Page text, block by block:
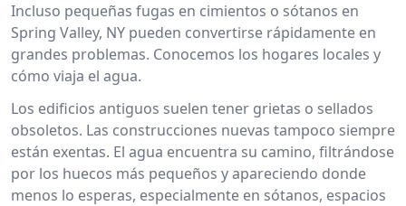
Incluso pequeñas fugas en cimientos o sótanos en
Spring Valley, NY pueden convertirse rápidamente en
grandes problemas. Conocemos los hogares locales y
cómo viaja el agua.
Los edificios antiguos suelen tener grietas o sellados
obsoletos. Las construcciones nuevas tampoco siempre
están exentas. El agua encuentra su camino, filtrándose
por los huecos más pequeños y apareciendo donde
menos lo esperas, especialmente en sótanos, espacios